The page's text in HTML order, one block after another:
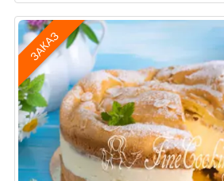
ЗАКАЗ